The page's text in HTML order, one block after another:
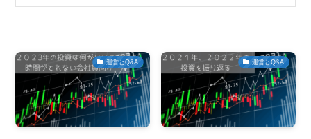
運営とQ&A 運営とQ&A